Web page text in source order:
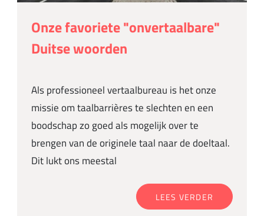
Onze favoriete "onvertaalbare"
Duitse woorden
Als professioneel vertaalbureau is het onze
missie om taalbarrières te slechten en een
boodschap zo goed als mogelijk over te
brengen van de originele taal naar de doeltaal.
Dit lukt ons meestal
LEES VERDER